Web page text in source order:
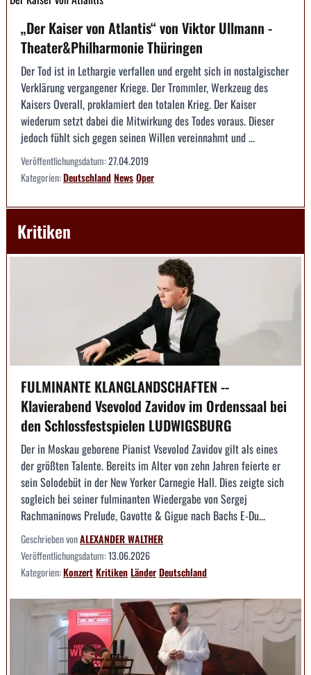
„Der Kaiser von Atlantis“ von Viktor Ullmann -
Theater&Philharmonie Thüringen
Der Tod ist in Lethargie verfallen und ergeht sich in nostalgischer
Verklärung vergangener Kriege. Der Trommler, Werkzeug des
Kaisers Overall, proklamiert den totalen Krieg. Der Kaiser
wiederum setzt dabei die Mitwirkung des Todes voraus. Dieser
jedoch fühlt sich gegen seinen Willen vereinnahmt und ...
Veröffentlichungsdatum:27.04.2019
Kategorien:DeutschlandNewsOper
Kritiken
FULMINANTE KLANGLANDSCHAFTEN --
Klavierabend Vsevolod Zavidov im Ordenssaal bei
den Schlossfestspielen LUDWIGSBURG
Der in Moskau geborene Pianist Vsevolod Zavidov gilt als eines
der größten Talente. Bereits im Alter von zehn Jahren feierte er
sein Solodebüt in der New Yorker Carnegie Hall. Dies zeigte sich
sogleich bei seiner fulminanten Wiedergabe von Sergej
Rachmaninows Prelude, Gavotte & Gigue nach Bachs E-Du...
Geschrieben vonALEXANDER WALTHER
Veröffentlichungsdatum:13.06.2026
Kategorien:KonzertKritikenLänderDeutschland